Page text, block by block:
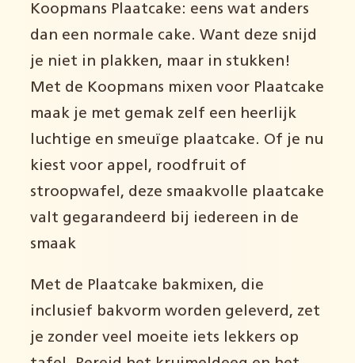
Koopmans Plaatcake: eens wat anders
dan een normale cake. Want deze snijd
je niet in plakken, maar in stukken!
Met de Koopmans mixen voor Plaatcake
maak je met gemak zelf een heerlijk
luchtige en smeuïge plaatcake. Of je nu
kiest voor appel, roodfruit of
stroopwafel, deze smaakvolle plaatcake
valt gegarandeerd bij iedereen in de
smaak
Met de Plaatcake bakmixen, die
inclusief bakvorm worden geleverd, zet
je zonder veel moeite iets lekkers op